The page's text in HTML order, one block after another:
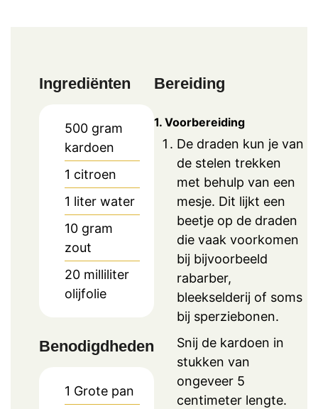
Ingrediënten
500 gram
kardoen
1 citroen
1 liter water
10 gram
zout
20 milliliter
olijfolie
Benodigdheden
1 Grote pan
Bereiding
1. Voorbereiding
De draden kun je van
de stelen trekken
met behulp van een
mesje. Dit lijkt een
beetje op de draden
die vaak voorkomen
bij bijvoorbeeld
rabarber,
bleekselderij of soms
bij sperziebonen.
Snij de kardoen in
stukken van
ongeveer 5
centimeter lengte.